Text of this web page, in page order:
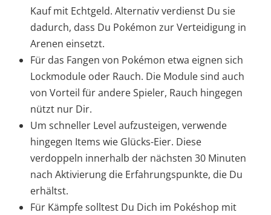
Kauf mit Echtgeld. Alternativ verdienst Du sie
dadurch, dass Du Pokémon zur Verteidigung in
Arenen einsetzt.
Für das Fangen von Pokémon etwa eignen sich
Lockmodule oder Rauch. Die Module sind auch
von Vorteil für andere Spieler, Rauch hingegen
nützt nur Dir.
Um schneller Level aufzusteigen, verwende
hingegen Items wie Glücks-Eier. Diese
verdoppeln innerhalb der nächsten 30 Minuten
nach Aktivierung die Erfahrungspunkte, die Du
erhältst.
Für Kämpfe solltest Du Dich im Pokéshop mit